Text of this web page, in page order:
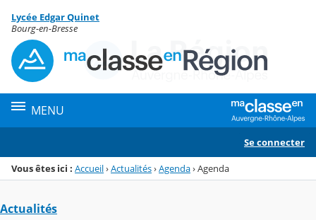
Menu de la rubrique
Contenu
Lycée Edgar Quinet
Bourg-en-Bresse
MENU
Se connecter
Vous êtes ici : Accueil›Actualités›Agenda›Agenda
Actualités